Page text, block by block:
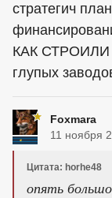
стратегич
КАК СТРОИЛИ
глупых
Foxmara
11 ноября
Цитата: horhe48
опять